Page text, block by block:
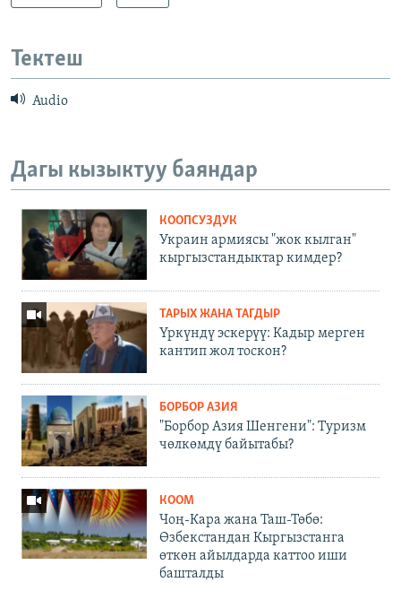
Тектеш
Audio
Дагы кызыктуу баяндар
КООПСУЗДУК
Украин армиясы "жок кылган"
кыргызстандыктар кимдер?
ТАРЫХ ЖАНА ТАГДЫР
Үркүндү эскерүү: Кадыр мерген
кантип жол тоскон?
БОРБОР АЗИЯ
"Борбор Азия Шенгени": Туризм
чөлкөмдү байытабы?
КООМ
Чоң-Кара жана Таш-Төбө:
Өзбекстандан Кыргызстанга
өткөн айылдарда каттоо иши
башталды